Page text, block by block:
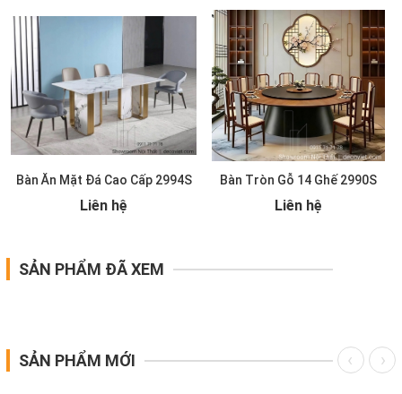
Bàn Ăn Mặt Đá Cao Cấp 2994S
Liên hệ
Bàn Tròn Gỗ 14 Ghế 2990S
Liên hệ
SẢN PHẨM ĐÃ XEM
SẢN PHẨM MỚI